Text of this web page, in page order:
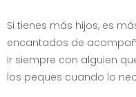
Si tienes más hijos, es
encantados de
ir siempre con alguien
los peques cuando lo